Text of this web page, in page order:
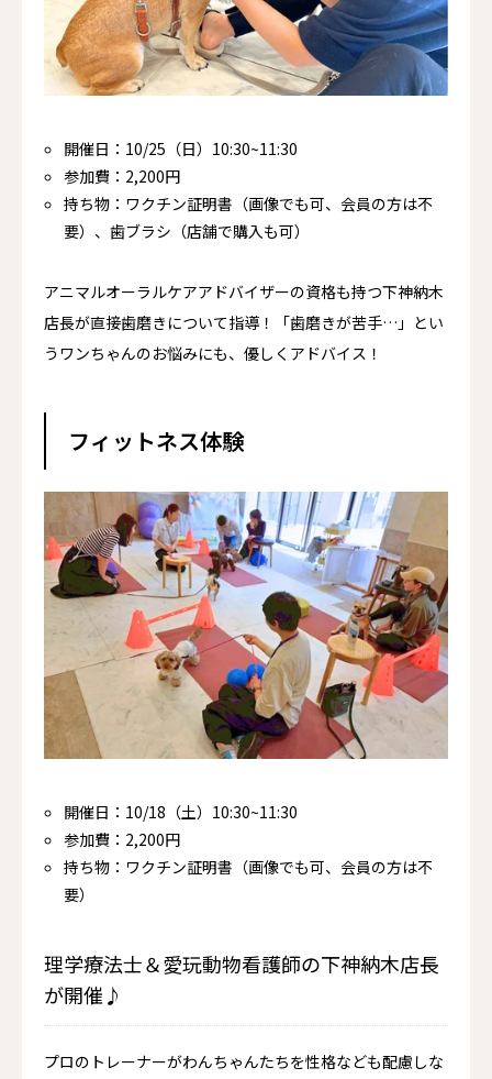
開催日：10/25（日）10:30~11:30
参加費：2,200円
持ち物：ワクチン証明書（画像でも可、会員の方は不
要）、歯ブラシ（店舗で購入も可）
アニマルオーラルケアアドバイザーの資格も持つ下神納木
店長が直接歯磨きについて指導！「歯磨きが苦手…」とい
うワンちゃんのお悩みにも、優しくアドバイス！
フィットネス体験
開催日：10/18（土）10:30~11:30
参加費：2,200円
持ち物：ワクチン証明書（画像でも可、会員の方は不
要）
理学療法士＆愛玩動物看護師の下神納木店長
が開催♪
プロのトレーナーがわんちゃんたちを性格なども配慮しな